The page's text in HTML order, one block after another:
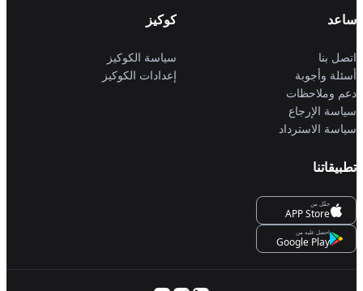
ساعد
اتصل بنا
أسئلة وأجوبة
دعم وملاحظات
سياسة الإرجاع
سياسة الاسترداد
كوكيز
سياسة الكوكيز
إعدادات الكوكيز
تطبيقاتنا
حمِّل من
APP Store
احصل عليه من
Google Play